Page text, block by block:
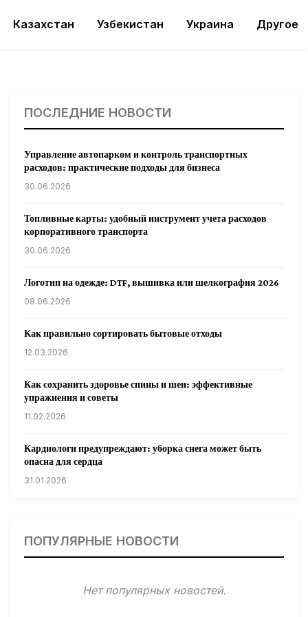
Казахстан Узбекистан Украина Другое
ПОСЛЕДНИЕ НОВОСТИ
Управление автопарком и контроль транспортных
расходов: практические подходы для бизнеса
30.06.2026
Топливные карты: удобный инструмент учета расходов
корпоративного транспорта
30.06.2026
Логотип на одежде: DTF, вышивка или шелкография 2026
08.06.2026
Как правильно сортировать бытовые отходы
12.03.2026
Как сохранить здоровье спины и шеи: эффективные
упражнения и советы
11.02.2026
Кардиологи предупреждают: уборка снега может быть
опасна для сердца
31.01.2026
31.01.2026
мобильных телефонов на здоровье
ПОПУЛЯРНЫЕ НОВОСТИ
Нет популярных новостей.